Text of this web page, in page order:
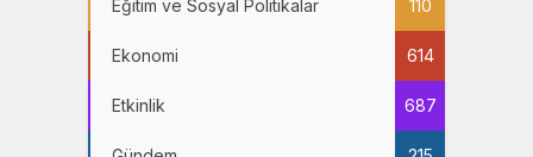
Eğitim ve Sosyal Politikalar 110
Ekonomi 614
Etkinlik 687